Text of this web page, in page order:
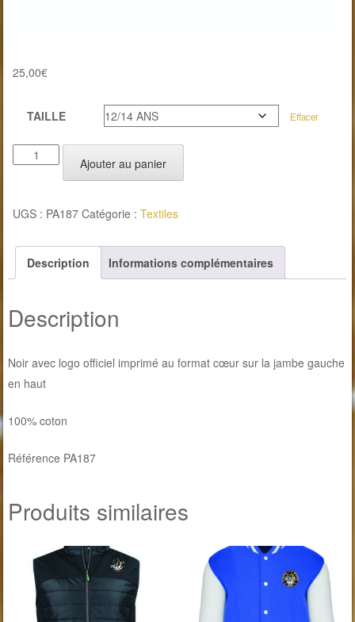
25,00€
TAILLE Effacer
quantité
jogging
Ajouter au panier
UGS : PA187 Catégorie :Textiles
Description Informations complémentaires
Description
Noir avec logo officiel imprimé au format cœur sur la jambe gauche
en haut
100% coton
Référence PA187
Produits similaires